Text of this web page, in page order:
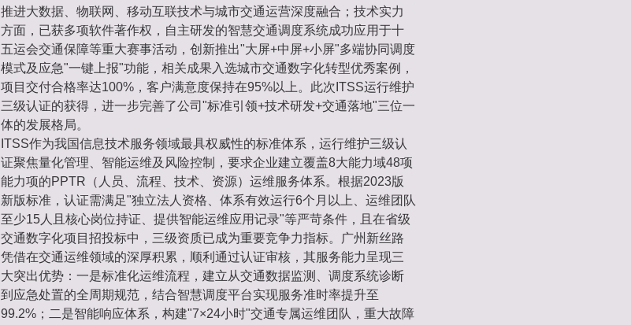
推进大数据、物联网、移动互联技术与城市交通运营深度融合；技术实力
方面，已获多项软件著作权，自主研发的智慧交通调度系统成功应用于十
五运会交通保障等重大赛事活动，创新推出"大屏+中屏+小屏"多端协同调度
模式及应急"一键上报"功能，相关成果入选城市交通数字化转型优秀案例，
项目交付合格率达100%，客户满意度保持在95%以上。此次ITSS运行维护
三级认证的获得，进一步完善了公司"标准引领+技术研发+交通落地"三位一
体的发展格局。
ITSS作为我国信息技术服务领域最具权威性的标准体系，运行维护三级认
证聚焦量化管理、智能运维及风险控制，要求企业建立覆盖8大能力域48项
能力项的PPTR（人员、流程、技术、资源）运维服务体系。根据2023版
新版标准，认证需满足"独立法人资格、体系有效运行6个月以上、运维团队
至少15人且核心岗位持证、提供智能运维应用记录"等严苛条件，且在省级
交通数字化项目招投标中，三级资质已成为重要竞争力指标。广州新丝路
凭借在交通运维领域的深厚积累，顺利通过认证审核，其服务能力呈现三
大突出优势：一是标准化运维流程，建立从交通数据监测、调度系统诊断
到应急处置的全周期规范，结合智慧调度平台实现服务准时率提升至
99.2%；二是智能响应体系，构建"7×24小时"交通专属运维团队，重大故障